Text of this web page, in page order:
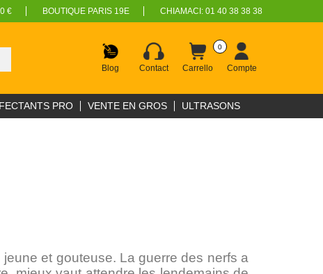
€ BOUTIQUE PARIS 19E CHIAMACI: 01 40 38 38 38
Blog Contact Carrello
0
Compte
PRO VENTE EN GROS ULTRASONS
et gouteuse. La guerre des nerfs a